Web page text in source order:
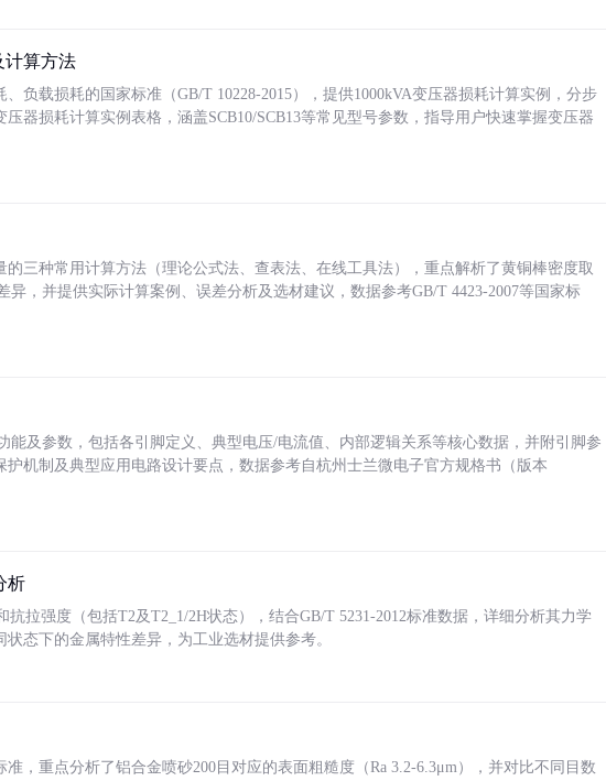
计算方法
负载损耗的国家标准（GB/T 10228-2015），提供1000kVA变压器损耗计算实例，分步
器损耗计算实例表格，涵盖SCB10/SCB13等常见型号参数，指导用户快速掌握变压器
三种常用计算方法（理论公式法、查表法、在线工具法），重点解析了黄铜棒密度取
异，并提供实际计算案例、误差分析及选材建议，数据参考GB/T 4423-2007等国家标
能及参数，包括各引脚定义、典型电压/电流值、内部逻辑关系等核心数据，并附引脚参
机制及典型应用电路设计要点，数据参考自杭州士兰微电子官方规格书（版本
析
拉强度（包括T2及T2_1/2H状态），结合GB/T 5231-2012标准数据，详细分析其力学
态下的金属特性差异，为工业选材提供参考。
，重点分析了铝合金喷砂200目对应的表面粗糙度（Ra 3.2-6.3μm），并对比不同目数